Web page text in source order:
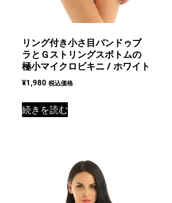
リング付き小さ目バンドゥブ
ラとＧストリングスボトムの
極小マイクロビキニ / ホワイト
¥1,980 税込価格
続きを読む